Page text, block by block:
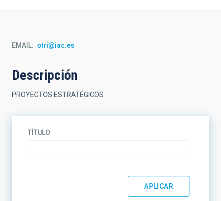
EMAIL otri@iac.es
Descripción
PROYECTOS ESTRATÉGICOS
TÍTULO